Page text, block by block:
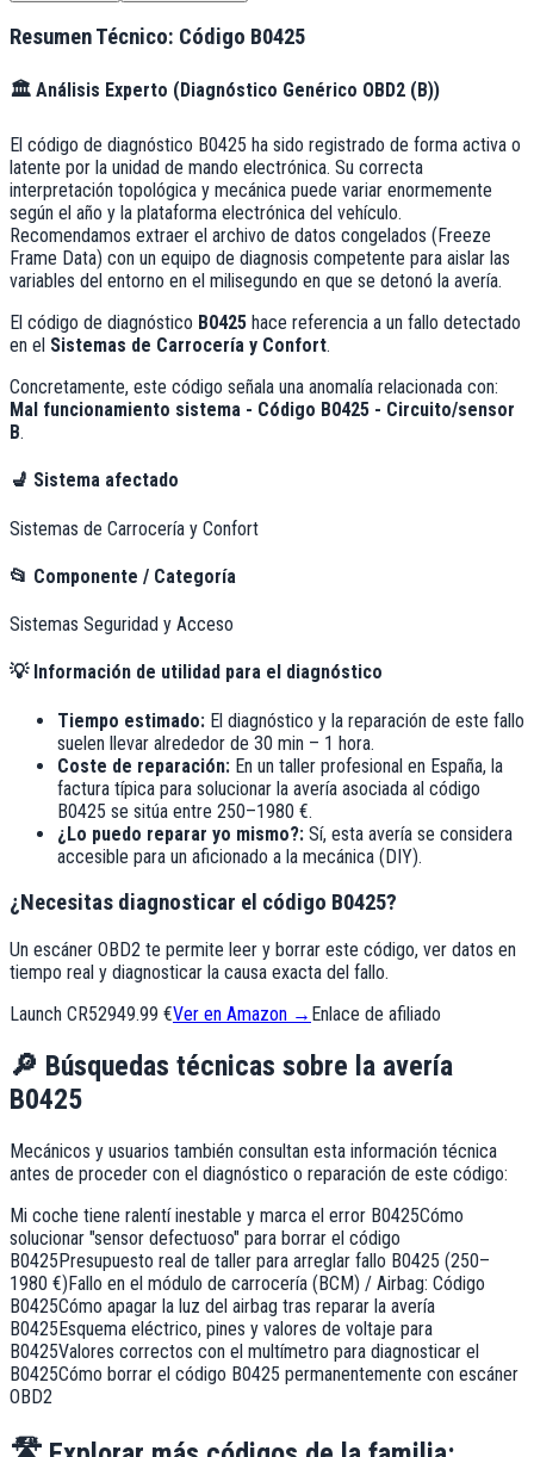
Resumen Técnico: Código B0425
🏛️ Análisis Experto (Diagnóstico Genérico OBD2 (B))
El código de diagnóstico B0425 ha sido registrado de forma activa o
latente por la unidad de mando electrónica. Su correcta
interpretación topológica y mecánica puede variar enormemente
según el año y la plataforma electrónica del vehículo.
Recomendamos extraer el archivo de datos congelados (Freeze
Frame Data) con un equipo de diagnosis competente para aislar las
variables del entorno en el milisegundo en que se detonó la avería.
El código de diagnóstico B0425 hace referencia a un fallo detectado
en el Sistemas de Carrocería y Confort.
Concretamente, este código señala una anomalía relacionada con:
Mal funcionamiento sistema - Código B0425 - Circuito/sensor
B.
💺 Sistema afectado
Sistemas de Carrocería y Confort
📂 Componente / Categoría
Sistemas Seguridad y Acceso
💡Información de utilidad para el diagnóstico
Tiempo estimado: El diagnóstico y la reparación de este fallo
suelen llevar alrededor de 30 min – 1 hora.
Coste de reparación: En un taller profesional en España, la
factura típica para solucionar la avería asociada al código
B0425 se sitúa entre 250–1980 €.
¿Lo puedo reparar yo mismo?: Sí, esta avería se considera
accesible para un aficionado a la mecánica (DIY).
¿Necesitas diagnosticar el código B0425?
Un escáner OBD2 te permite leer y borrar este código, ver datos en
tiempo real y diagnosticar la causa exacta del fallo.
Launch CR52949.99 €Ver en Amazon → Enlace de afiliado
🔎 Búsquedas técnicas sobre la avería
B0425
Mecánicos y usuarios también consultan esta información técnica
antes de proceder con el diagnóstico o reparación de este código:
Mi coche tiene ralentí inestable y marca el error B0425Cómo
solucionar "sensor defectuoso" para borrar el código
B0425Presupuesto real de taller para arreglar fallo B0425 (250–
1980 €)Fallo en el módulo de carrocería (BCM) / Airbag: Código
B0425Cómo apagar la luz del airbag tras reparar la avería
B0425Esquema eléctrico, pines y valores de voltaje para
B0425Valores correctos con el multímetro para diagnosticar el
B0425Cómo borrar el código B0425 permanentemente con escáner
OBD2